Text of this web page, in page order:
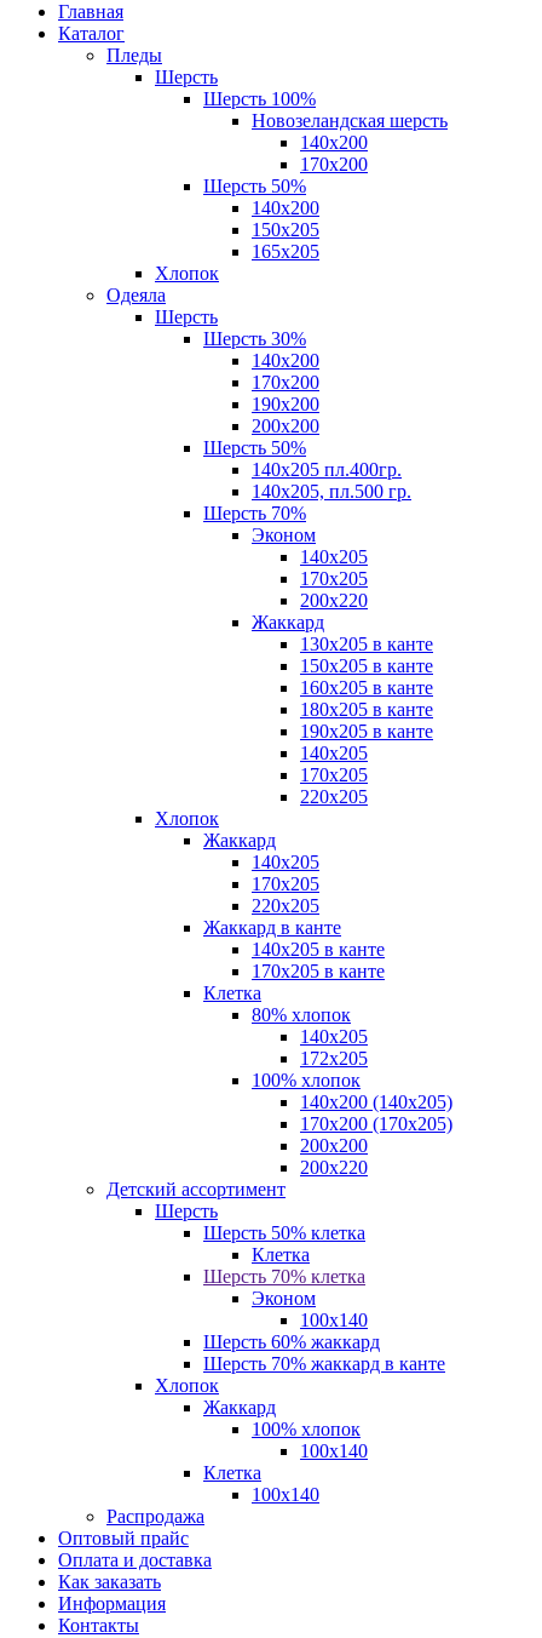
Главная
Каталог
Пледы
Шерсть
Шерсть 100%
Новозеландская шерсть
140х200
170x200
Шерсть 50%
140x200
150х205
165х205
Хлопок
Одеяла
Шерсть
Шерсть 30%
140х200
170х200
190х200
200х200
Шерсть 50%
140х205 пл.400гр.
140х205, пл.500 гр.
Шерсть 70%
Эконом
140х205
170х205
200х220
Жаккард
130х205 в канте
150х205 в канте
160х205 в канте
180х205 в канте
190х205 в канте
140х205
170х205
220х205
Хлопок
Жаккард
140x205
170х205
220х205
Жаккард в канте
140х205 в канте
170х205 в канте
Клетка
80% хлопок
140x205
172х205
100% хлопок
140x200 (140х205)
170x200 (170х205)
200х200
200х220
Детский ассортимент
Шерсть
Шерсть 50% клетка
Клетка
Шерсть 70% клетка
Эконом
100x140
Шерсть 60% жаккард
Шерсть 70% жаккард в канте
Хлопок
Жаккард
100% хлопок
100x140
Клетка
100х140
Распродажа
Оптовый прайс
Оплата и доставка
Как заказать
Информация
Контакты